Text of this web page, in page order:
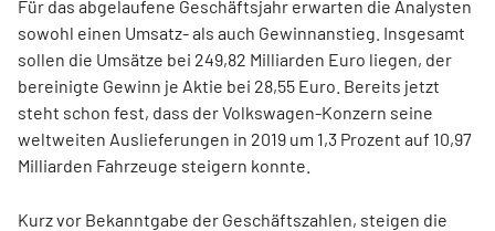
Für das abgelaufene Geschäftsjahr erwarten die Analysten
sowohl einen Umsatz- als auch Gewinnanstieg. Insgesamt
sollen die Umsätze bei 249,82 Milliarden Euro liegen, der
bereinigte Gewinn je Aktie bei 28,55 Euro. Bereits jetzt
steht schon fest, dass der Volkswagen-Konzern seine
weltweiten Auslieferungen in 2019 um 1,3 Prozent auf 10,97
Milliarden Fahrzeuge steigern konnte.
Kurz vor Bekanntgabe der Geschäftszahlen, steigen die